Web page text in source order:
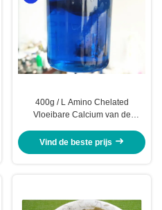
400g / L Amino Chelated
Vloeibare Calcium van de
Meststof met Borium
Vind de beste prijs